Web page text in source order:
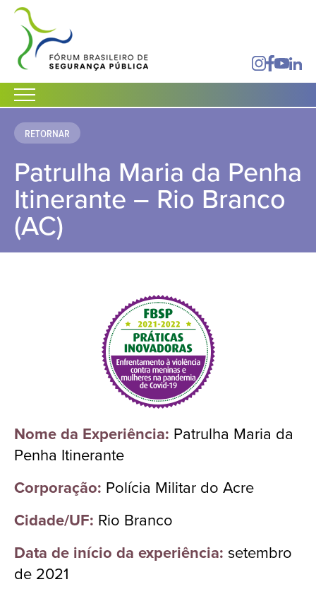
RETORNAR
Patrulha Maria da Penha
Itinerante – Rio Branco
(AC)
Nome da Experiência: Patrulha Maria da
Penha Itinerante
Corporação: Polícia Militar do Acre
Cidade/UF: Rio Branco
Data de início da experiência: setembro
de 2021